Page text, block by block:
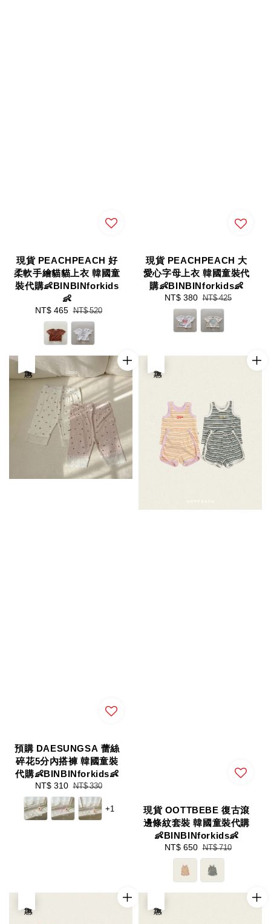
現貨 PEACHPEACH 好
柔軟手繪貓貓上衣 韓國童
裝代購👶BINBINforkids
👶
Sale
price
NT$ 465 Regular
price
NT$ 520
現貨 PEACHPEACH 大
愛心字母上衣 韓國童裝代
購👶BINBINforkids👶
Sale
price
NT$ 380 Regular
price
NT$ 425
預購 DAESUNGSA 蕾絲
碎花5分內搭褲 韓國童裝
代購👶BINBINforkids👶
Sale
price
NT$ 310 Regular
price
NT$ 330
+1
現貨 OOTTBEBE 復古滾
邊條紋套裝 韓國童裝代購
👶BINBINforkids👶
Sale
price
NT$ 650 Regular
price
NT$ 710